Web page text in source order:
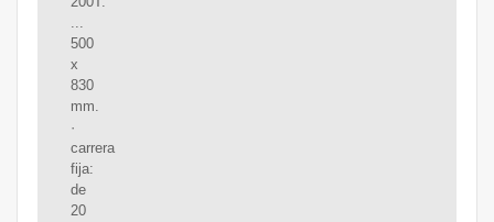
...
500
x
830
mm.
·
carrera
fija:
de
20